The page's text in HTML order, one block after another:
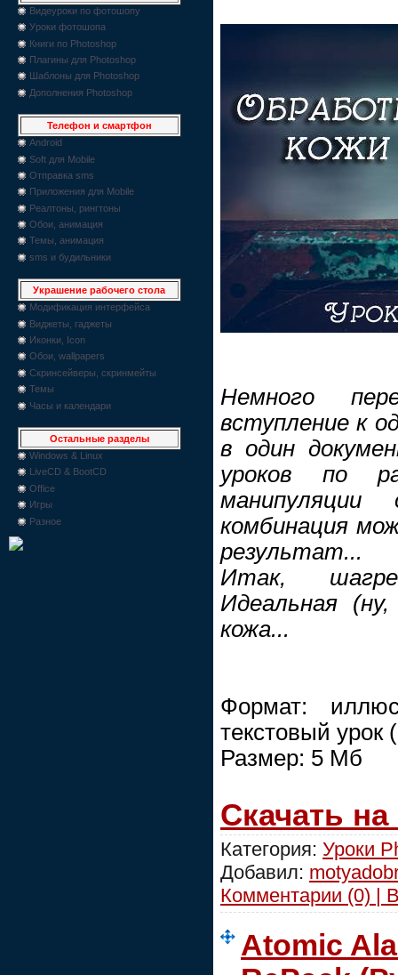
Видеуроки по фотошопу
Уроки фотошопа
Книги по Photoshop
Плагины для Photoshop
Шаблоны для Photoshop
Дополнения Photoshop
Телефон и смартфон
Android
Soft для Mobile
Отправка sms
Приложения для Mobile
Реалтоны, рингтоны
Обои, анимация
Темы, анимация
sms и будильники
Украшение рабочего стола
Модификация интерфейса
Виджеты, гаджеты
Иконки, Icon
Обои, wallpapers
Скринсейверы, скринмейты
Темы
Часы и календари
Остальные разделы
Windows & Linux
LiveCD & BootCD
Office
Игры
Разное
Немного
вступление к
в один
уроков по
комбинация
результат...
Итак,
Идеальная
кожа...
Формат:
текстовый урок
Размер: 5 Мб
Скачать
Категория: Уроки
Добавил:
Комментарии (0) |
Atomic